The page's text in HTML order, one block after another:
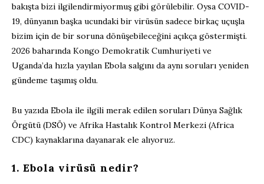
bakışta bizi ilgilendirmiyormuş gibi görülebilir. Oysa COVID-
19, dünyanınbaşka ucundaki bir virüsün sadecebirkaç uçuşla
bizim için debir soruna dönüşebileceğini açıkça göstermişti.
2026 baharında Kongo Demokratik Cumhuriyeti ve
Uganda’da hızla yayılan Ebola salgını da aynı soruları yeniden
gündeme taşımış oldu.
Bu yazıda Ebola ile ilgili merak edilen soruları Dünya Sağlık
Örgütü (DSÖ) ve Afrika Hastalık Kontrol Merkezi (Africa
CDC) kaynaklarına dayanarak ele alıyoruz.
1. Ebola virüsü nedir?